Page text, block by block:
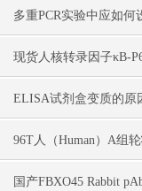
应规律
多重PCR实验中应如何
照？
现货人核转录因子κB-
试剂盒
ELISA试剂盒变质的原
96T人（Human）A组
（Rotavirus）ELISA 检
国产FBXO45 Rabbit